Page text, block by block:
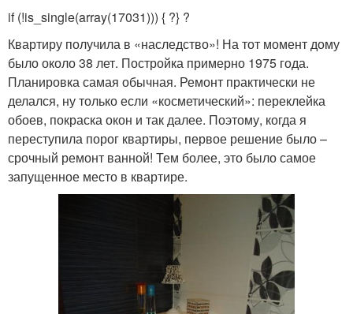
if (!is_single(array(17031))) { ?} ?
Квартиру получила в «наследство»! На тот момент дому
было около 38 лет. Постройка примерно 1975 года.
Планировка самая обычная. Ремонт практически не
делался, ну только если «косметический»: переклейка
обоев, покраска окон и так далее. Поэтому, когда я
переступила порог квартиры, первое решение было –
срочный ремонт ванной! Тем более, это было самое
запущенное место в квартире.